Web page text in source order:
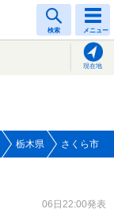
検索 メニュー
現在地
栃木県 さくら市
06日22:00発表